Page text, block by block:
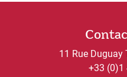
11 Rue Duguay
+33 (0)1